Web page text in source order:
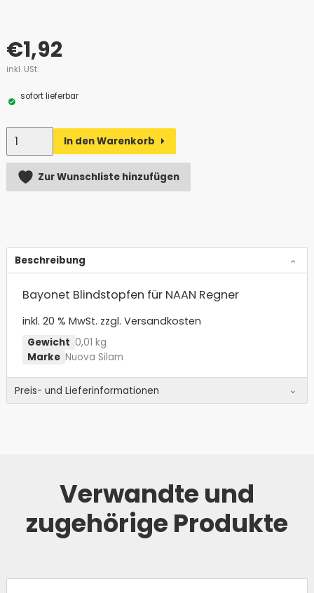
€1,92
inkl. USt.
sofort lieferbar
Anzahl
In den Warenkorb
Alternative:
Zur Wunschliste hinzufügen
Beschreibung
Bayonet Blindstopfen für NAAN Regner
inkl. 20 % MwSt. zzgl. Versandkosten
0,01 kg
Gewicht
Nuova Silam
Marke
Preis- und Lieferinformationen
Verwandte und
zugehörige Produkte